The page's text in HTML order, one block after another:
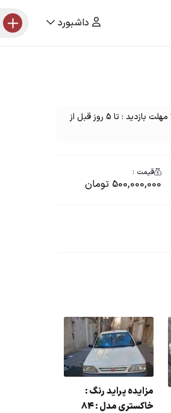
داشبورد
مزایده خودرو یک دستگاه جک J5 رنگ : سفید مدل : 94 مهلت بازدید : تا 5 روز قبل از
قیمت :
500,000,000 تومان
مزایده پراید رنگ :
خاکستری مدل : 84